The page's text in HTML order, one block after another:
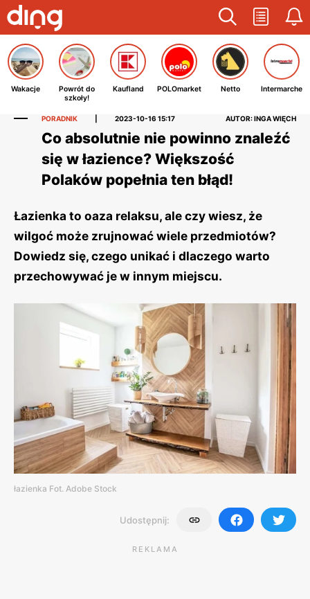
Wakacje
Powrót do
szkoły!
Kaufland POLOmarket Netto Intermarche
PORADNIK 2023-10-16 15:17 AUTOR: INGA WIĘCH
Co absolutnie nie powinno znaleźć
się w łazience? Większość
Polaków popełnia ten błąd!
Łazienka to oaza relaksu, ale czy wiesz, że
wilgoć może zrujnować wiele przedmiotów?
Dowiedz się, czego unikać i dlaczego warto
przechowywać je w innym miejscu.
łazienka Fot. Adobe Stock
Udostępnij:
REKLAMA